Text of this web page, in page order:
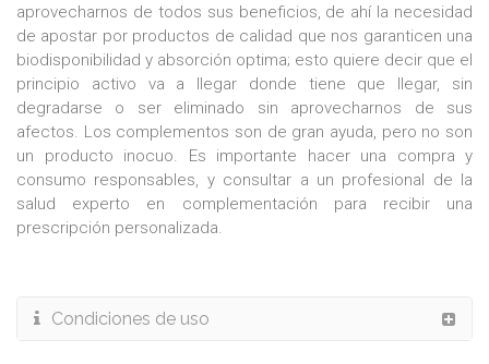
aprovecharnos de todos sus beneficios, de ahí la necesidad
de apostar por productos de calidad que nos garanticen una
biodisponibilidad y absorción optima; esto quiere decir que el
principio activo va a llegar donde tiene que llegar, sin
degradarse o ser eliminado sin aprovecharnos de sus
afectos. Los complementos son de gran ayuda, pero no son
un producto inocuo. Es importante hacer una compra y
consumo responsables, y consultar a un profesional de la
salud experto en complementación para recibir una
prescripción personalizada.
Condiciones de uso